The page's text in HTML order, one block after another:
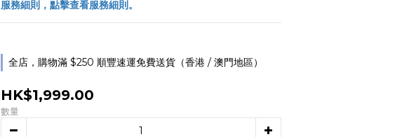
服務細則，點擊查看服務細則。
全店，購物滿 $250 順豐速運免費送貨（香港 / 澳門地區）
HK$1,999.00
數量